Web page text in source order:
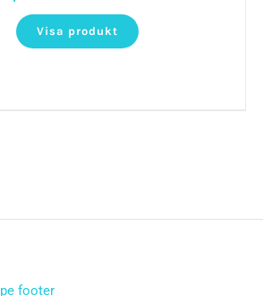
Visa produkt